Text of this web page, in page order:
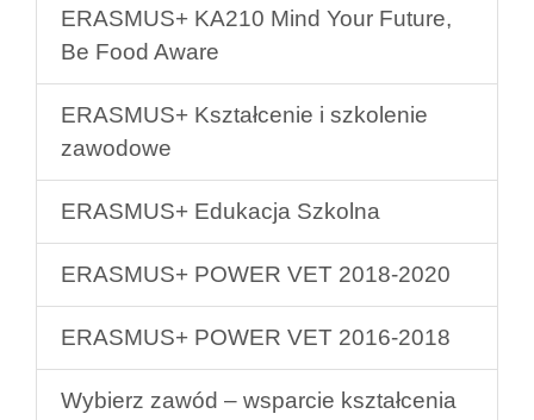
ERASMUS+ KA210 Mind Your Future,
Be Food Aware
ERASMUS+ Kształcenie i szkolenie
zawodowe
ERASMUS+ Edukacja Szkolna
ERASMUS+ POWER VET 2018-2020
ERASMUS+ POWER VET 2016-2018
Wybierz zawód – wsparcie kształcenia